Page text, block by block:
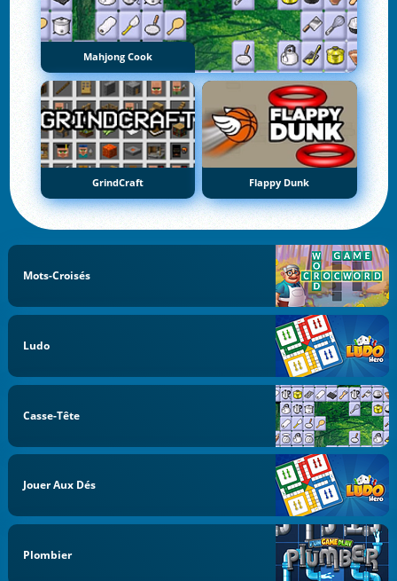
Mahjong Cook
GrindCraft Flappy Dunk
Mots-Croisés
Ludo
Casse-Tête
Jouer Aux Dés
Plombier